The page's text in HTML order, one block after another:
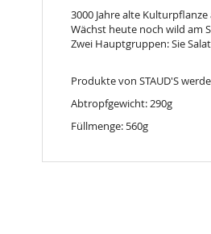
3000 Jahre alte
Wächst heute noch wild am
Zwei Hauptgruppen: Sie
Produkte von STAUD'S
Abtropfgewicht: 290g
Füllmenge: 560g